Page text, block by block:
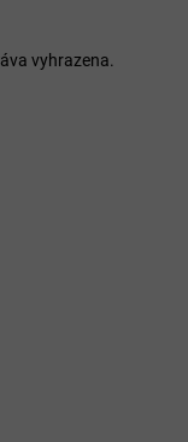
vyhrazena.